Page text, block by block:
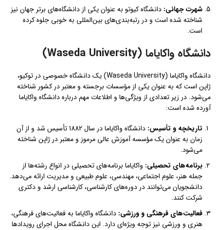
شهرت جهانی: دانشگاه کیوتو به عنوان یکی از دانشگاه‌های برتر جهان نیز
شناخته شده است و در رتبه‌بندی‌های بین‌المللی به خوبی جلوه کرده
است.
دانشگاه واکایاما (Waseda University)
دانشگاه واکایاما (Waseda University) یک دانشگاه خصوصی در توکیو،
ژاپن است که به عنوان یکی از مؤسسات برجسته و معتبر در کشور شناخته
می‌شود. در زیر تعدادی از ویژگی‌ها و اطلاعات مهم درباره دانشگاه واکایاما
آورده شده است:
تاریخچه و تأسیس:
دانشگاه واکایاما در سال 1882 تأسیس شد و از آن
زمان به عنوان یک مؤسسه آموزش عالی مرموز و معتبر در ژاپن شناخته
می‌شود.
برنامه‌های تحصیلی: واکایاما برنامه‌های تحصیلی در انواع رشته‌ها از
جمله هنر، علوم اجتماعی، مهندسی، علوم طبیعی و مدیریت ارائه می‌دهد.
دانشجویان می‌توانند در دوره‌های کارشناسی، کارشناسی ارشد و دکتری
شرکت کنند.
فعالیت‌های فرهنگی و ورزشی: دانشگاه واکایاما به فعالیت‌های فرهنگی،
هنری و ورزشی نیز توجه ویژه‌ای دارد. این دانشگاه محل اجرای رویدادها